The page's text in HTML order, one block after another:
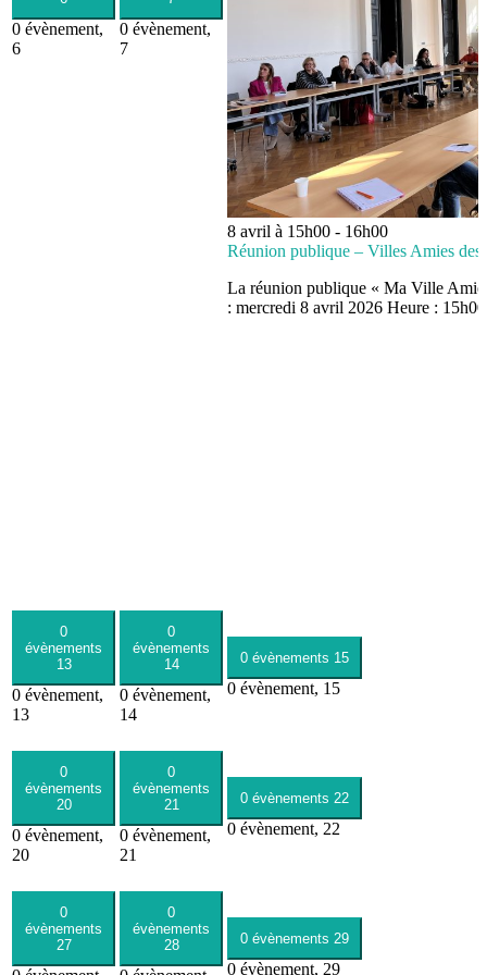
0 évènement,
6
0 évènement,
7
8 avril à 15h00 - 16h00
Réunion publique – Villes Amies des
La réunion publique « Ma Ville Amie
: mercredi 8 avril 2026 Heure :
0
évènements
13
0 évènement,
13
0
évènements
14
0 évènement,
14
0 évènements 15
0 évènement, 15
0
évènements
20
0 évènement,
20
0
évènements
21
0 évènement,
21
0 évènements 22
0 évènement, 22
0
évènements
27
0
évènements
28
0 évènements 29
0 évènement, 29